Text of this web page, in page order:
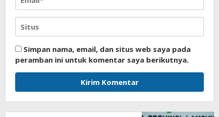
Simpan nama, email, dan situs web saya pada
peramban ini untuk komentar saya berikutnya.